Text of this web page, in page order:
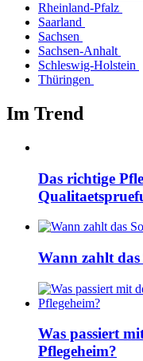
Rheinland-Pfalz
Saarland
Sachsen
Sachsen-Anhalt
Schleswig-Holstein
Thüringen
Im Trend
Das richtige
Wann zahlt das
Was passiert
Pflegeheim?